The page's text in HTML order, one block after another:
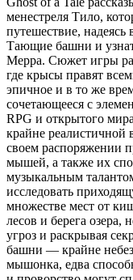
менестреля Тило,
путешествие, надеясь
Тающие башни и
Мерра. Сюжет игры
где крысы правят
эпичное и в то же
сочетающееся с
RPG и открытого
крайне реалистичной
своем распоряжении
мышей, а также их
музыкальным
исследовать
множестве мест от
лесов и берега озера,
угроз и раскрывая
башни — крайне
мышонка, едва